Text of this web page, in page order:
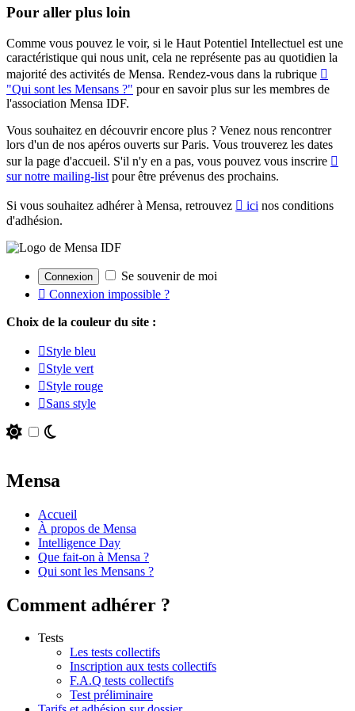
Pour aller plus loin
Comme vous pouvez le voir, si le Haut Potentiel Intellectuel est une
caractéristique qui nous unit, cela ne représente pas au quotidien la
majorité des activités de Mensa. Rendez-vous dans la rubrique
"Qui sont les Mensans ?" pour en savoir plus sur les membres de
l'association Mensa IDF.
Vous souhaitez en découvrir encore plus ? Venez nous rencontrer
lors d'un de nos apéros ouverts sur Paris. Vous trouverez les dates
sur la page d'accueil. S'il n'y en a pas, vous pouvez vous inscrire
sur notre mailing-list pour être prévenus des prochains.
Si vous souhaitez adhérer à Mensa, retrouvez ici nos conditions
d'adhésion.
Se souvenir de moi
Connexion impossible ?
Choix de la couleur du site :
Style bleu
Style vert
Style rouge
Sans style
Mensa
Accueil
À propos de Mensa
Intelligence Day
Que fait-on à Mensa ?
Qui sont les Mensans ?
Comment adhérer ?
Tests
Les tests collectifs
Inscription aux tests collectifs
F.A.Q tests collectifs
Test préliminaire